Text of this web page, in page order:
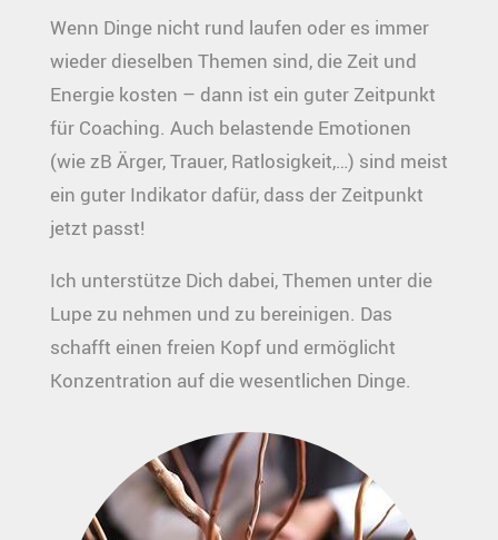
Wenn Dinge nicht rund laufen oder es immer
wieder dieselben Themen sind, die Zeit und
Energie kosten – dann ist ein guter Zeitpunkt
für Coaching. Auch belastende Emotionen
(wie zB Ärger, Trauer, Ratlosigkeit,…) sind meist
ein guter Indikator dafür, dass der Zeitpunkt
jetzt passt!
Ich unterstütze Dich dabei, Themen unter die
Lupe zu nehmen und zu bereinigen. Das
schafft einen freien Kopf und ermöglicht
Konzentration auf die wesentlichen Dinge.